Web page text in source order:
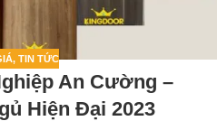
, TIN TỨC
An Cường –
Hiện Đại 2023